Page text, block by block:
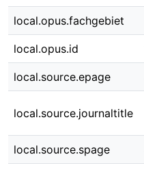
local.opus.fachgebiet
local.opus.id
local.source.epage
local.source.journaltitle
local.source.spage